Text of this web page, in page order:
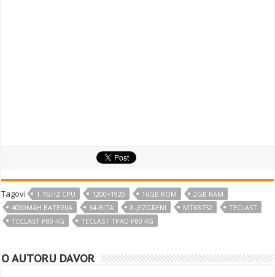
Tagovi 1.7GHZ CPU 1200×1920 16GB ROM
2GB RAM
4000MAH BATERIJA
64-BITA 8-JEZGRENI MTK8752
TECLAST
TECLAST P80 4G
TECLAST TPAD P80 4G
O AUTORU DAVOR